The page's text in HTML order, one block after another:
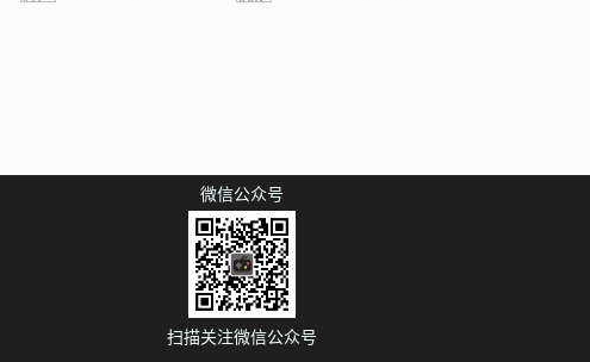
微信公众号
扫描关注微信公众号